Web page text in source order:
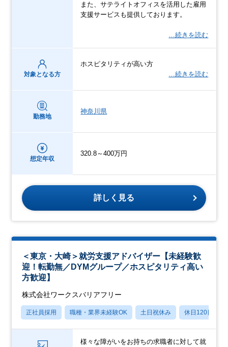
また、サテライトオフィスを活用した雇用
支援サービスも提供しております。
…続きを読む
対象となる方
ホスピタリティが高い方
…続きを読む
勤務地
神奈川県
想定年収
320.8～400万円
詳しく見る
＜東京・大崎＞就労支援アドバイザー【未経験歓
迎！転勤無／DYMグループ／ホスピタリティ高い
方歓迎】
株式会社ワークスバリアフリー
正社員採用 職種・業界未経験OK 土日祝休み 休日120日以上
様々な障がいをお持ちの求職者に対して就